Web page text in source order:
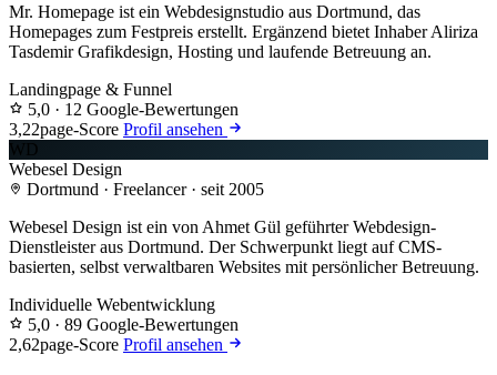
Mr. Homepage ist ein Webdesignstudio aus Dortmund, das
Homepages zum Festpreis erstellt. Ergänzend bietet Inhaber Aliriza
Tasdemir Grafikdesign, Hosting und laufende Betreuung an.
Landingpage & Funnel
5,0 · 12 Google-Bewertungen
3,22page-Score Profil ansehen
WD
Webesel Design
Dortmund · Freelancer · seit 2005
Webesel Design ist ein von Ahmet Gül geführter Webdesign-
Dienstleister aus Dortmund. Der Schwerpunkt liegt auf CMS-
basierten, selbst verwaltbaren Websites mit persönlicher Betreuung.
Individuelle Webentwicklung
5,0 · 89 Google-Bewertungen
2,62page-Score Profil ansehen